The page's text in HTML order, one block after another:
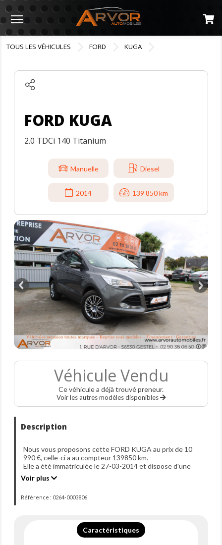
TOUS LES VÉHICULES FORD KUGA
FORD KUGA
2.0 TDCi 140 Titanium
Manuelle Diesel
2014 139 850 km
Véhicule Vendu
Ce véhicule a déjà trouvé preneur.
Voir les autres modèles disponibles
Description
Nous vous proposons cette FORD KUGA au prix de 10
990 €, celle-ci a au compteur 139850 km.
Elle a été immatriculée le 27-03-2014 et dispose d'une
puissance de 140ch din.
Voir plus
Référence : 0264-0003806
Caractéristiques